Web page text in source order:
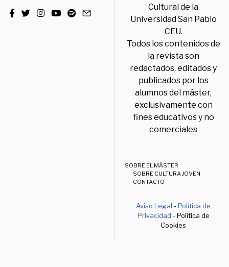
Cultural de la
Universidad San Pablo
CEU.
Todos los contenidos de
la revista son
redactados, editados y
publicados por los
alumnos del máster,
exclusivamente con
fines educativos y no
comerciales
SOBRE EL MÁSTER
SOBRE CULTURA JOVEN
CONTACTO
Aviso Legal -Política de
Privacidad - Política de
Cookies